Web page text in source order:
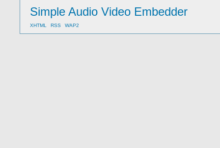
Simple Audio Video Embedder
XHTML RSS WAP2